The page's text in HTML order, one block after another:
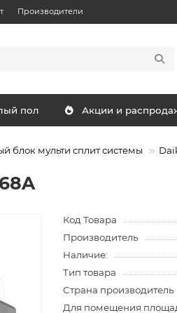
Производители
пол Акции и
блок мульти сплит системы
Код Товара
Производитель
Наличие:
Тип товара
Страна производитель
Для помещения